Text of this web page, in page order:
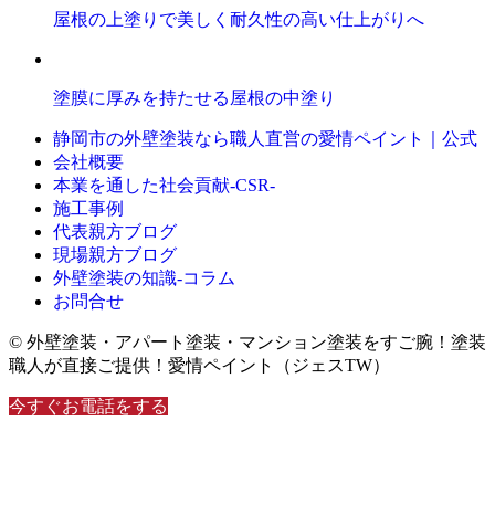
屋根の上塗りで美しく耐久性の高い仕上がりへ
塗膜に厚みを持たせる屋根の中塗り
静岡市の外壁塗装なら職人直営の愛情ペイント｜公式
会社概要
本業を通した社会貢献-CSR-
施工事例
代表親方ブログ
現場親方ブログ
外壁塗装の知識‐コラム
お問合せ
© 外壁塗装・アパート塗装・マンション塗装をすご腕！塗装
職人が直接ご提供！愛情ペイント（ジェスTW）
今すぐお電話をする